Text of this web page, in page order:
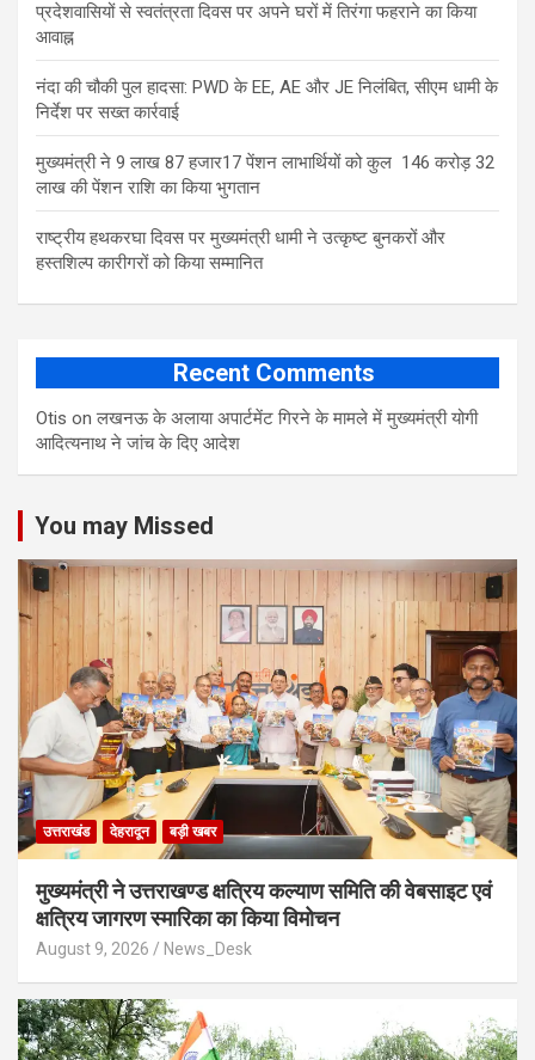
प्रदेशवासियों से स्वतंत्रता दिवस पर अपने घरों में तिरंगा फहराने का किया
आवाह्न
नंदा की चौकी पुल हादसा: PWD के EE, AE और JE निलंबित, सीएम धामी के
निर्देश पर सख्त कार्रवाई
मुख्यमंत्री ने 9 लाख 87 हजार17 पेंशन लाभार्थियों को कुल 146 करोड़ 32
लाख की पेंशन राशि का किया भुगतान
राष्ट्रीय हथकरघा दिवस पर मुख्यमंत्री धामी ने उत्कृष्ट बुनकरों और
हस्तशिल्प कारीगरों को किया सम्मानित
Recent Comments
Otis onलखनऊ के अलाया अपार्टमेंट गिरने के मामले में मुख्‍यमंत्री योगी
आद‍ित्‍यनाथ ने जांच के द‍िए आदेश
You may Missed
उत्तराखंड देहरादून बड़ी खबर
मुख्यमंत्री ने उत्तराखण्ड क्षत्रिय कल्याण समिति की वेबसाइट एवं
क्षत्रिय जागरण स्मारिका का किया विमोचन
August 9, 2026 News_Desk